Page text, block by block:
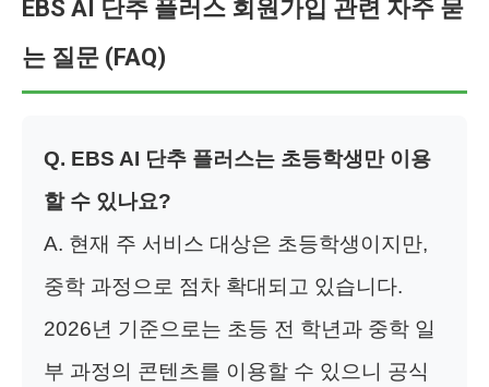
EBS AI 단추 플러스 회원가입 관련 자주 묻
는 질문 (FAQ)
Q. EBS AI 단추 플러스는 초등학생만 이용
할 수 있나요?
A. 현재 주 서비스 대상은 초등학생이지만,
중학 과정으로 점차 확대되고 있습니다.
2026년 기준으로는 초등 전 학년과 중학 일
부 과정의 콘텐츠를 이용할 수 있으니 공식